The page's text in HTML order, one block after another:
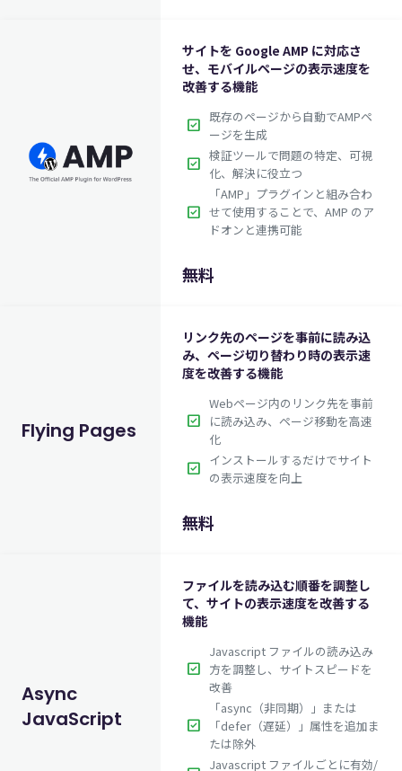
サイトを Google AMP に対応さ
せ、モバイルページの表示速度を
改善する機能
check_box 既存のページから自動でAMPペ
ージを生成
check_box 検証ツールで問題の特定、可視
化、解決に役立つ
check_box
「AMP」プラグインと組み合わ
せて使用することで、AMP のア
ドオンと連携可能
無料
Flying Pages
リンク先のページを事前に読み込
み、ページ切り替わり時の表示速
度を改善する機能
check_box
Webページ内のリンク先を事前
に読み込み、ページ移動を高速
化
check_box インストールするだけでサイト
の表示速度を向上
無料
Async
JavaScript
ファイルを読み込む順番を調整し
て、サイトの表示速度を改善する
機能
check_box
Javascript ファイルの読み込み
方を調整し、サイトスピードを
改善
check_box
「async（非同期）」または
「defer（遅延）」属性を追加ま
たは除外
Javascript ファイルごとに有効/